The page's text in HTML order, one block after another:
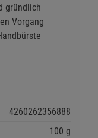
gründlich
Vorgang
4260262356888
100 g